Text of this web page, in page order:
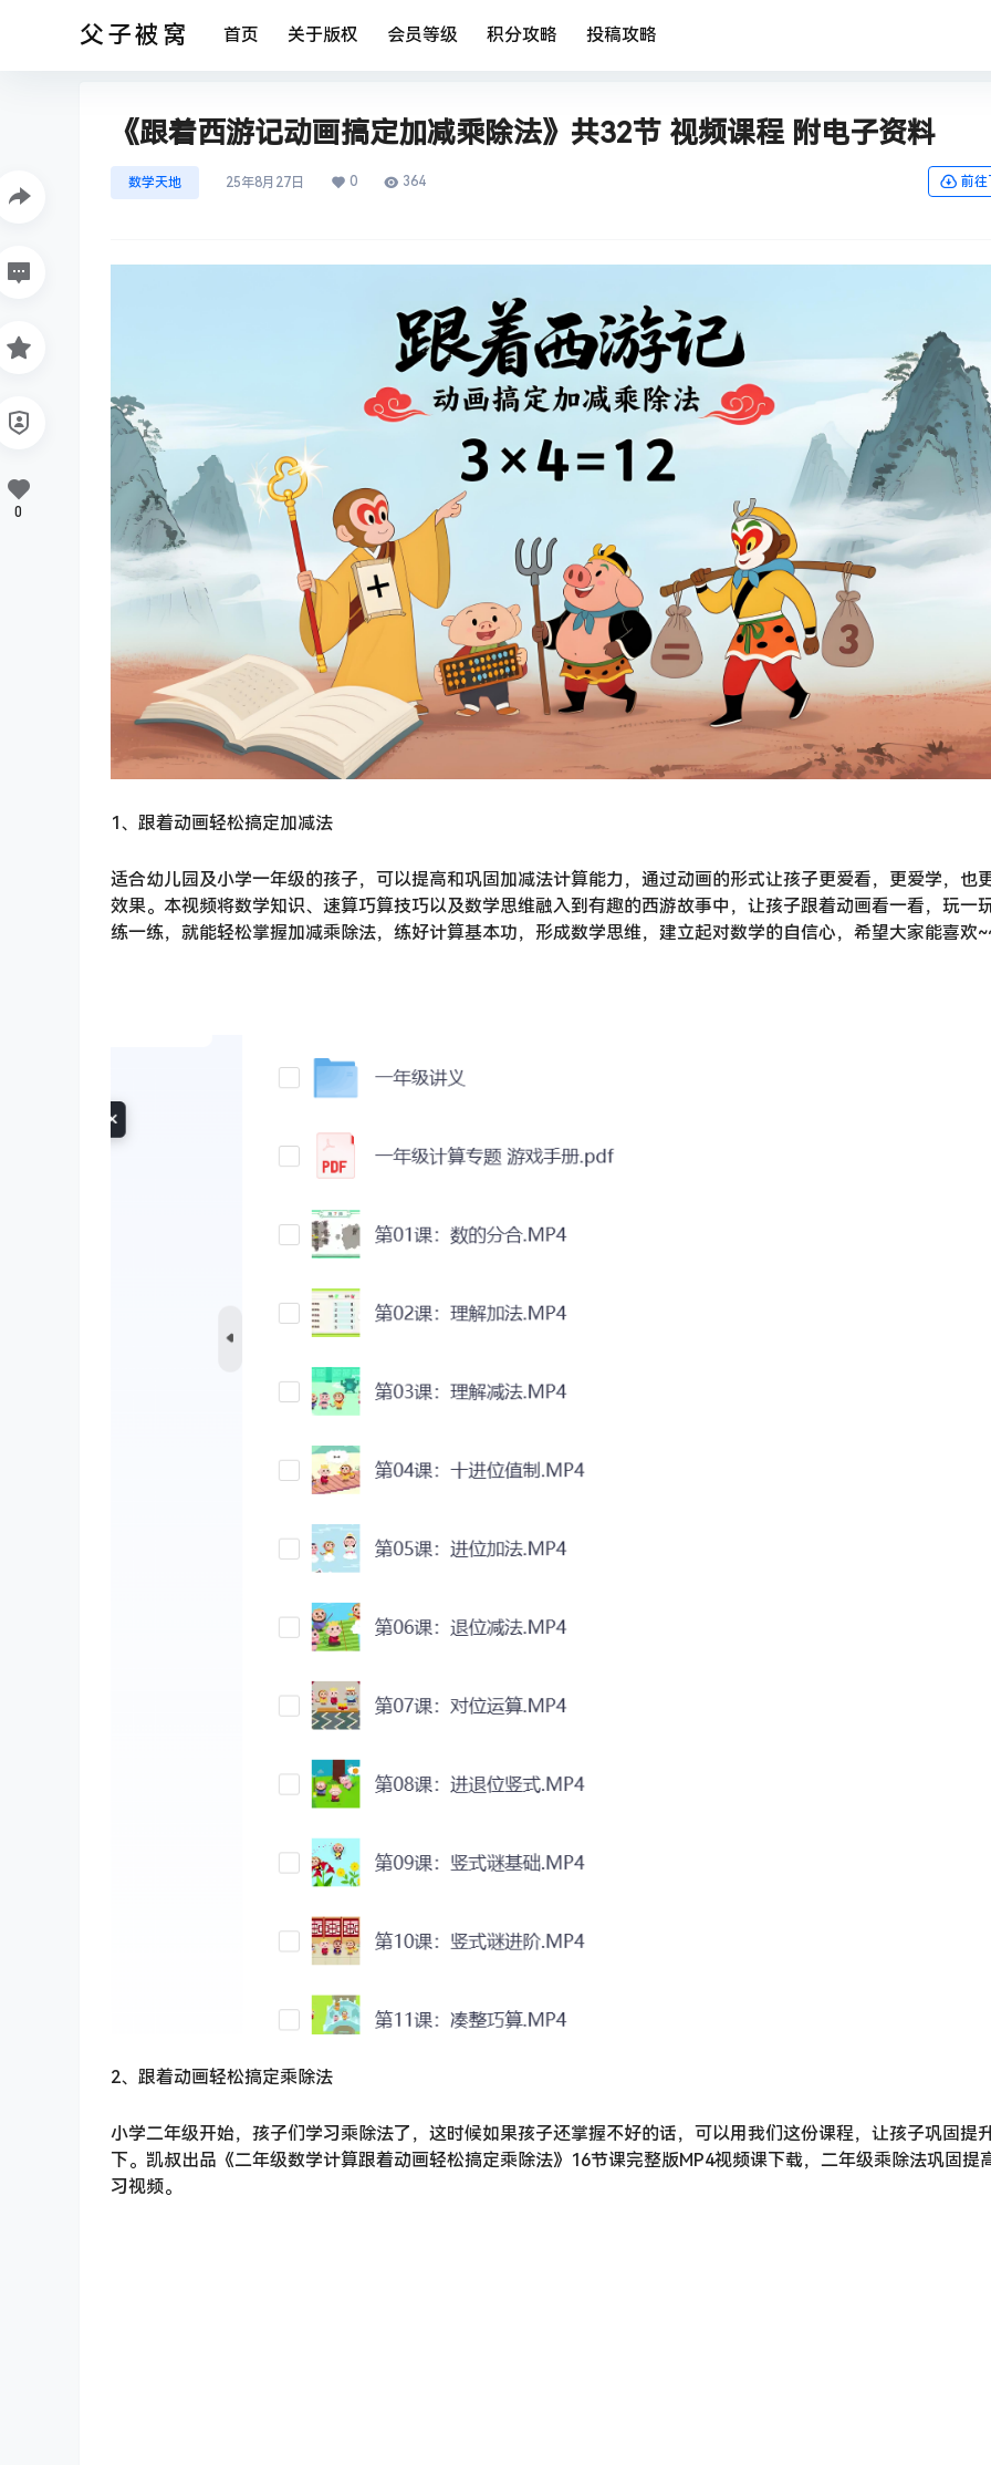
父子被窝 首页 关于版权 会员等级 积分攻略 投稿攻略
《跟着西游记动画搞定加减乘除法》共32节 视频课程 附电子资料
数学天地 25年8月27日 0 364 前往
1、跟着动画轻松搞定加减法
适合幼儿园及小学一年级的孩子，可以提高和巩固加减法计算能力，通过动画的形式让孩子更爱看，更爱学，也
效果。本视频将数学知识、速算巧算技巧以及数学思维融入到有趣的西游故事中，让孩子跟着动画看一看，玩一玩
练一练，就能轻松掌握加减乘除法，练好计算基本功，形成数学思维，建立起对数学的自信心，希望大家能喜欢
2、跟着动画轻松搞定乘除法
小学二年级开始，孩子们学习乘除法了，这时候如果孩子还掌握不好的话，可以用我们这份课程，让孩子巩固提
下。凯叔出品《二年级数学计算跟着动画轻松搞定乘除法》16节课完整版MP4视频课下载，二年级乘除法巩固提
习视频。
0